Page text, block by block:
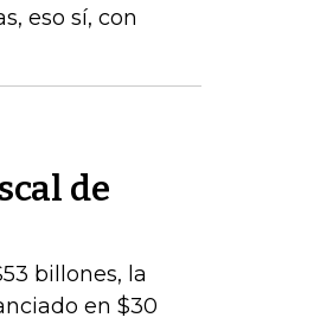
eso sí, con
de
billones, la
en $30